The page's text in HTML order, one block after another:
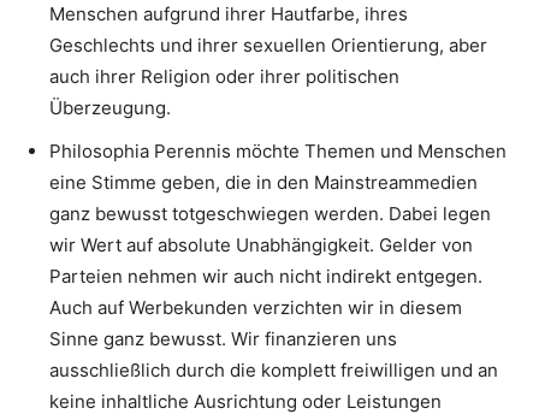
Menschen aufgrund ihrer Hautfarbe, ihres
Geschlechts und ihrer sexuellen Orientierung, aber
auch ihrer Religion oder ihrer politischen
Überzeugung.
Philosophia Perennis möchte Themen und Menschen
eine Stimme geben, die in den Mainstreammedien
ganz bewusst totgeschwiegen werden. Dabei legen
wir Wert auf absolute Unabhängigkeit. Gelder von
Parteien nehmen wir auch nicht indirekt entgegen.
Auch auf Werbekunden verzichten wir in diesem
Sinne ganz bewusst. Wir finanzieren uns
ausschließlich durch die komplett freiwilligen und an
keine inhaltliche Ausrichtung oder Leistungen